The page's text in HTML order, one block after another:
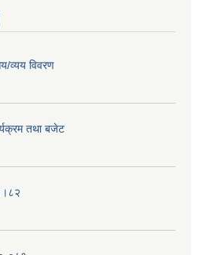
व्यय विवरण
तथा बजेट